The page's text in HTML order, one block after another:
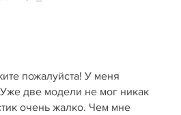
пожалуйста! У меня
две модели не мог никак
очень жалко. Чем мне